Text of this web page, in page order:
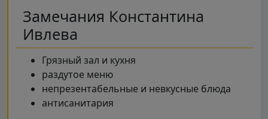
Замечания Константина
Ивлева
Грязный зал и кухня
раздутое меню
непрезентабельные и невкусные блюда
антисанитария